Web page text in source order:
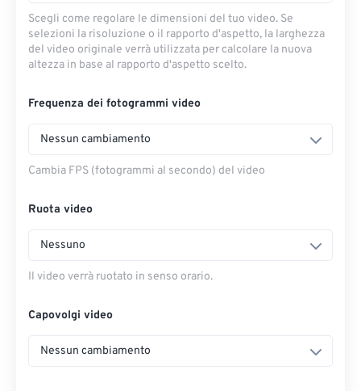
Scegli come regolare le dimensioni del tuo video. Se
selezioni la risoluzione o il rapporto d'aspetto, la larghezza
del video originale verrà utilizzata per calcolare la nuova
altezza in base al rapporto d'aspetto scelto.
Frequenza dei fotogrammi video
Nessun cambiamento
Cambia FPS (fotogrammi al secondo) del video
Ruota video
Nessuno
Il video verrà ruotato in senso orario.
Capovolgi video
Nessun cambiamento